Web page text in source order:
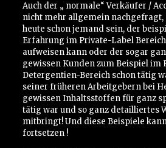
Auch der „ normale“ Verkäufer /
nicht mehr allgemein nachgefragt,
heute schon jemand sein, der
Erfahrung im Private-Label
aufweisen kann oder der sogar
gewissen Kunden zum Beispiel im
Detergentien-Bereich schon tätig
seiner früheren Arbeitgebern bei
gewissen Inhaltsstoffen für ganz
tätig war und so ganz detailliertes
mitbringt! Und diese Beispiele
fortsetzen !